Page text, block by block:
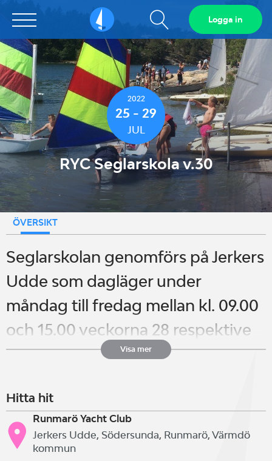
Sailarena Visa
sökfält
Logga in
2022
25 - 29
JUL
RYC Seglarskola v.30
ÖVERSIKT
Seglarskolan genomförs på Jerkers
Udde som dagläger under
måndag till fredag mellan kl. 09.00
och 15.00 veckorna 28 respektive
30.
För att vara med på vår seglarskola
måste du fylla minst 8 år under året
och kunna simma minst 200 meter
Visa mer
Hitta hit
Runmarö Yacht Club
Jerkers Udde, Södersunda, Runmarö, Värmdö
kommun